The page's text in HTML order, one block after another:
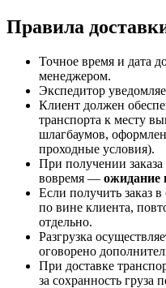
Правила
Точное время и дата
менеджером.
Экспедитор
Клиент должен
транспорта к месту
шлагбаумов,
проходные условия).
При получении заказа
вовремя — ожидание
Если получить заказ
по вине клиента,
отдельно.
Разгрузка
оговорено
При доставке
за сохранность груза